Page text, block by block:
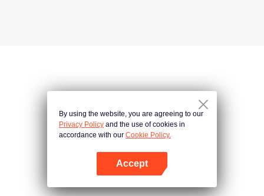
By using the website, you are agreeing to our
Privacy Policy and the use of cookies in
accordance with our Cookie Policy.
Accept